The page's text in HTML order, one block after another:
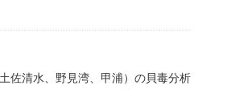
佐清水、野見湾、甲浦）の貝毒分析